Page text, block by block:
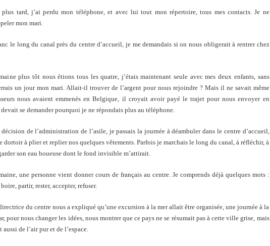
plus tard, j’ai perdu mon téléphone, et avec lui tout mon répertoire, tous mes contacts. Je ne
mon mari.
le long du canal près du centre d’accueil, je me demandais si on nous obligerait à rentrer chez
plus tôt nous étions tous les quatre, j’étais maintenant seule avec mes deux enfants, sans
un jour mon mari. Allait-il trouver de l’argent pour nous rejoindre ? Mais il ne savait même
nous avaient emmenés en Belgique, il croyait avoir payé le trajet pour nous envoyer en
se demander pourquoi je ne répondais plus au téléphone.
de l’administration de l’asile, je passais la journée à déambuler dans le centre d’accueil,
dortoir à plier et replier nos quelques vêtements. Parfois je marchais le long du canal, à réfléchir, à
son eau boueuse dont le fond invisible m’attirait.
une personne vient donner cours de français au centre. Je comprends déjà quelques mots :
partir, rester, accepter, refuser.
du centre nous a expliqué qu’une excursion à la mer allait être organisée, une journée à la
pour nous changer les idées, nous montrer que ce pays ne se résumait pas à cette ville grise, mais
de l’air pur et de l’espace.